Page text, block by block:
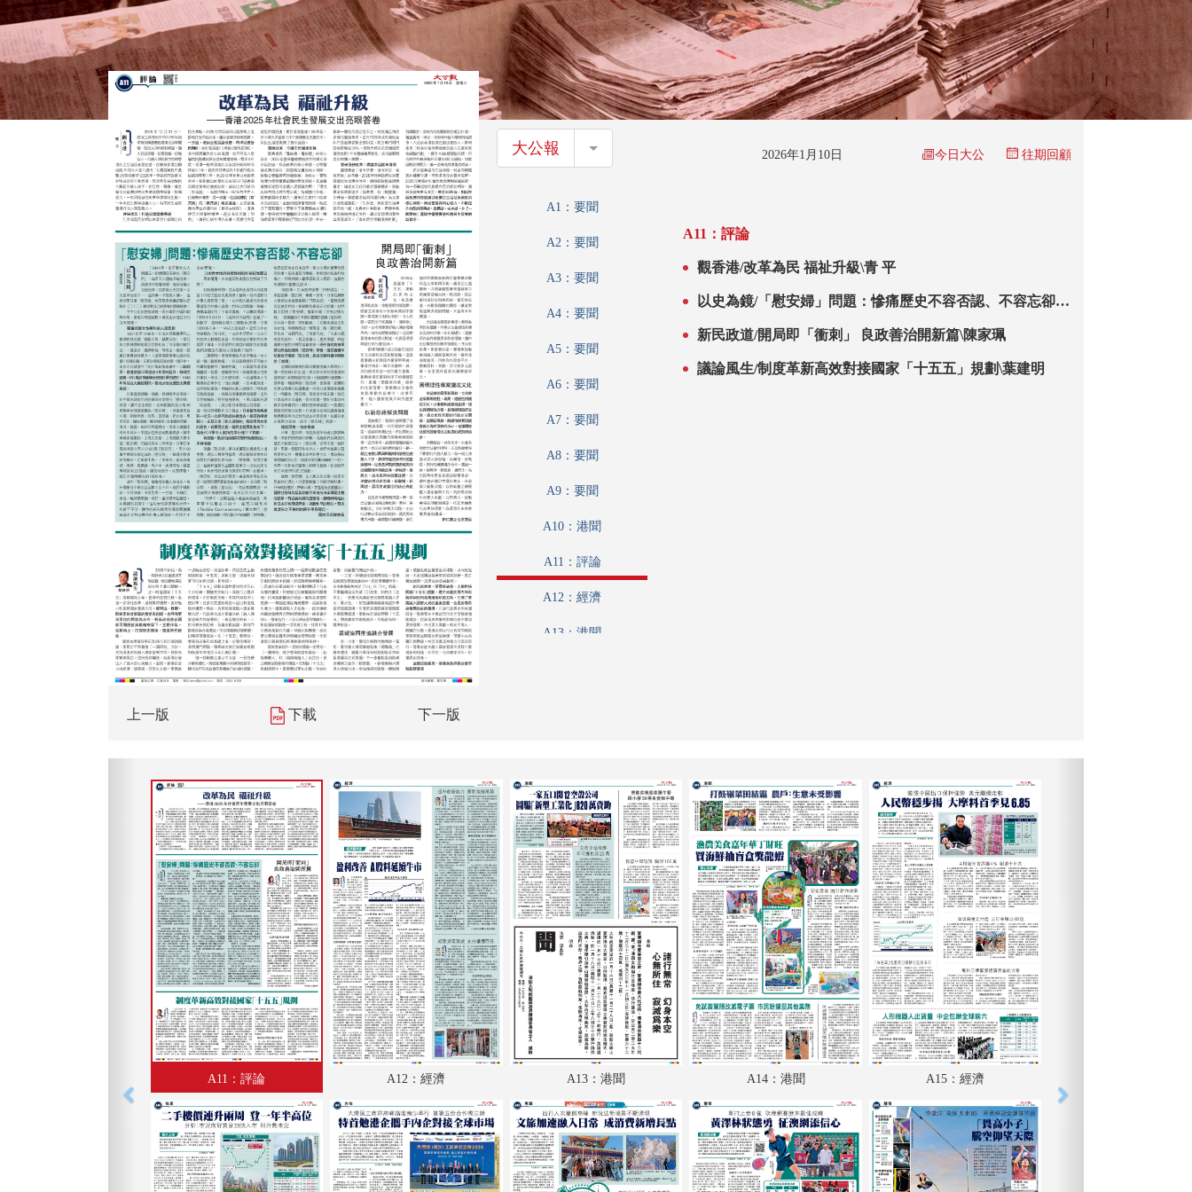
上一版 下載 下一版
大公報 大公報 2026年1月10日 今日大公 往期回顧
A1：要聞
A2：要聞
A3：要聞
A4：要聞
A5：要聞
A6：要聞
A7：要聞
A8：要聞
A9：要聞
A10：港聞
A11：評論
A12：經濟
A13：港聞
A18：內地
A19：體育
A20：體育
B1：副刊
B2：文化
B3：經濟
B4：體育
A11：評論
觀香港/改革為民 福祉升級\青 平
以史為鏡/「慰安婦」問題：慘痛歷史不容否認、不容忘卻
新民政道/開局即「衝刺」 良政善治開新篇\陳家珮
議論風生/制度革新高效對接國家「十五五」規劃\葉建明
A11：評論 A12：經濟 A13：港聞 A14：港聞 A15：經濟